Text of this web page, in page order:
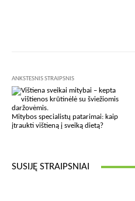
ANKSTESNIS STRAIPSNIS
Mitybos specialistų patarimai: kaip
įtraukti vištieną į sveiką dietą?
SUSIJĘ STRAIPSNIAI